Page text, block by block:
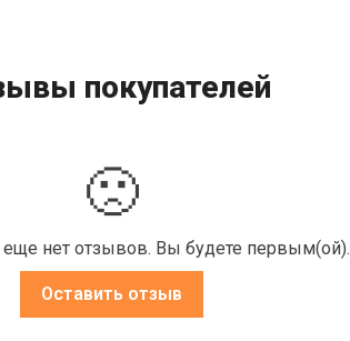
покупателей
🙁
еще нет отзывов. Вы будете первым(ой).
Оставить отзыв